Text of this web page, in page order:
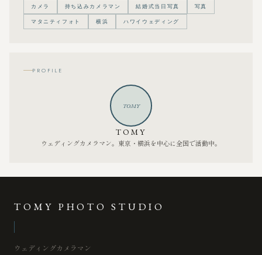
カメラ
持ち込みカメラマン 結婚式当日写真
写真
マタニティフォト
横浜 ハワイウェディング
PROFILE
TOMY
TOMY
ウェディングカメラマン。東京・横浜を中心に全国で活動中。
TOMY PHOTO STUDIO
ウェディングカメラマン